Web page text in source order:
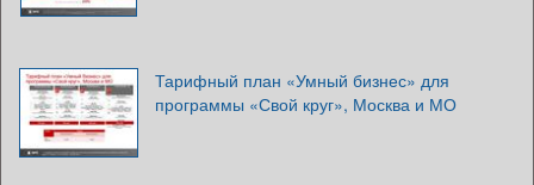
Тарифный план «Умный бизнес» для
программы «Свой круг», Москва и МО